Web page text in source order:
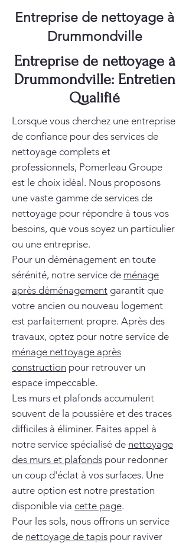
Entreprise de nettoyage à
Drummondville
Entreprise de nettoyage à
Drummondville: Entretien
Qualifié
Lorsque vous cherchez une entreprise
de confiance pour des services de
nettoyage complets et
professionnels, Pomerleau Groupe
est le choix idéal. Nous proposons
une vaste gamme de services de
nettoyage pour répondre à tous vos
besoins, que vous soyez un particulier
ou une entreprise.
Pour un déménagement en toute
sérénité, notre service de ménage
après déménagement garantit que
votre ancien ou nouveau logement
est parfaitement propre. Après des
travaux, optez pour notre service de
ménage nettoyage après
construction pour retrouver un
espace impeccable.
Les murs et plafonds accumulent
souvent de la poussière et des traces
difficiles à éliminer. Faites appel à
notre service spécialisé de nettoyage
des murs et plafonds pour redonner
un coup d'éclat à vos surfaces. Une
autre option est notre prestation
disponible via cette page.
Pour les sols, nous offrons un service
de nettoyage de tapis pour raviver